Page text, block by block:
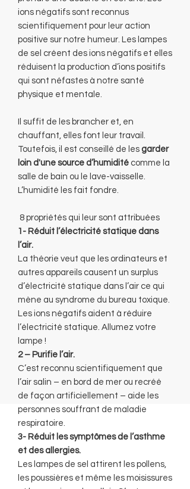
ions négatifs sont reconnus
scientifiquement pour leur action
positive sur notre humeur. Les lampes
de sel créent des ions négatifs et elles
réduisent la production d’ions positifs
qui sont néfastes à notre santé
physique et mentale.
Il suffit de les brancher et, en
chauffant, elles font leur travail.
Toutefois, il est conseillé de les garder
loin d'une source d’humidité comme la
salle de bain ou le lave-vaisselle.
L’humidité les fait fondre.
8 propriétés qui leur sont attribuées
1- Réduit l’électricité statique dans
l’air.
La théorie veut que les ordinateurs et
autres appareils causent un surplus
d’électricité statique dans l’air ce qui
mène au syndrome du bureau toxique.
Les ions négatifs aident à réduire
l’électricité statique. Allumez votre
lampe !
2 – Purifie l’air.
C’est reconnu scientifiquement que
l’air salin – en bord de mer ou recréé
de façon artificiellement – aide les
personnes souffrant de maladie
respiratoire.
3- Réduit les symptômes de l’asthme
et des allergies.
Les lampes de sel attirent les pollens,
les poussières et même les moisissures